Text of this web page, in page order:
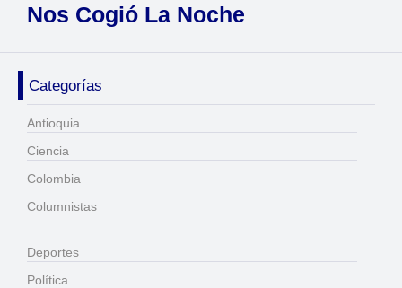
Nos Cogió La Noche
Categorías
Antioquia
Ciencia
Colombia
Columnistas
Deportes
Política